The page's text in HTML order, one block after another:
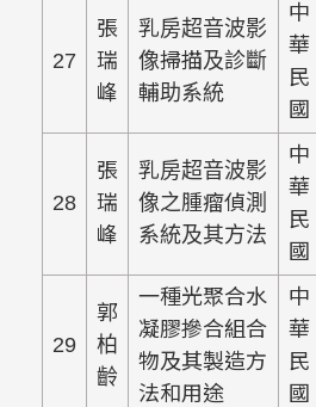
27
張
瑞
峰
乳房超音波影
像掃描及診斷
輔助系統
中
華
民
國
28
張
瑞
峰
乳房超音波影
像之腫瘤偵測
系統及其方法
中
華
民
國
29
郭
柏
齡
一種光聚合水
凝膠摻合組合
物及其製造方
法和用途
中
華
民
國